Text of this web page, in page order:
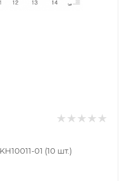
01 (10 шт.)